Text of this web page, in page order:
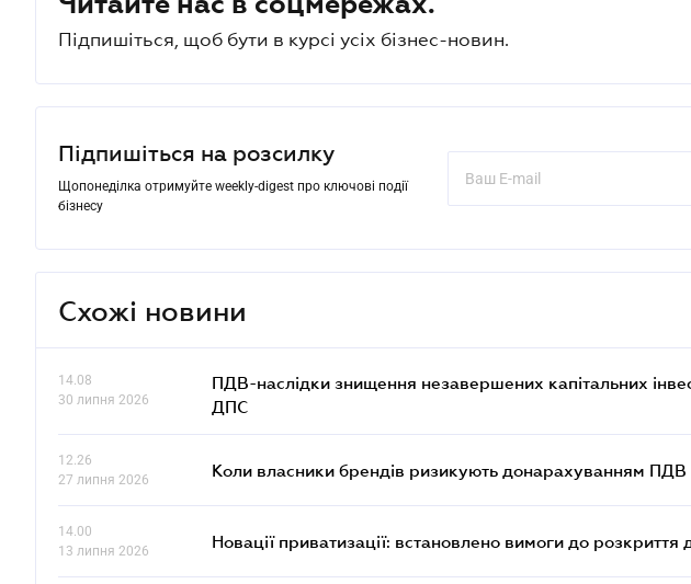
Підпишіться, щоб бути в курсі усіх бізнес-новин.
Підпишіться на розсилку
Щопонеділка отримуйте weekly-digest про ключові події
бізнесу
Схожі новини
14.08
30 липня 2026
ПДВ-наслідки знищення незавершених капітальних
ДПС
12.26
27 липня 2026
Коли власники брендів ризикують донарахуванням ПДВ
14.00
13 липня 2026
Новації приватизації: встановлено вимоги до розкриття